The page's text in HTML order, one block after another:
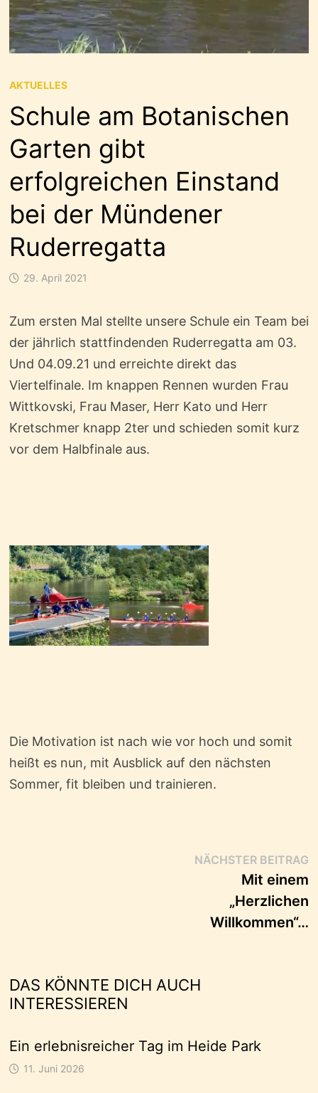
AKTUELLES
Schule am Botanischen
Garten gibt
erfolgreichen Einstand
bei der Mündener
Ruderregatta
29. April 2021
Zum ersten Mal stellte unsere Schule ein Team bei
der jährlich stattfindenden Ruderregatta am 03.
Und 04.09.21 und erreichte direkt das
Viertelfinale. Im knappen Rennen wurden Frau
Wittkovski, Frau Maser, Herr Kato und Herr
Kretschmer knapp 2ter und schieden somit kurz
vor dem Halbfinale aus.
Die Motivation ist nach wie vor hoch und somit
heißt es nun, mit Ausblick auf den nächsten
Sommer, fit bleiben und trainieren.
BeitragsnavigationNÄCHSTER BEITRAG
Mit einem
„Herzlichen
Willkommen“…
DAS KÖNNTE DICH AUCH
INTERESSIEREN
Ein erlebnisreicher Tag im Heide Park
11. Juni 2026